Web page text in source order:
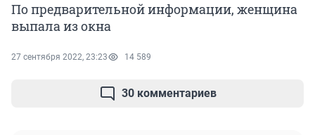
По предварительной информации, женщина
выпала из окна
27 сентября 2022, 23:23 14 589
30 комментариев